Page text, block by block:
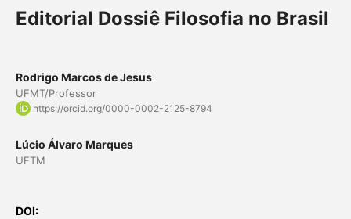
Editorial Dossiê Filosofia no Brasil
Rodrigo Marcos de Jesus
UFMT/Professor
https://orcid.org/0000-0002-2125-8794
Lúcio Álvaro Marques
UFTM
DOI: